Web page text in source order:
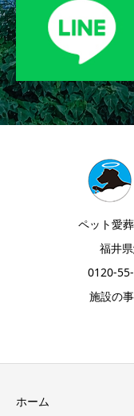
ペット愛
福井
0120-
施設の
ホーム